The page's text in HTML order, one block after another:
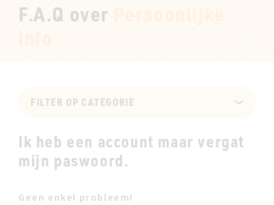
F.A.Q over
FILTER OP CATEGORIE
Ik heb een account maar vergat
mijn paswoord.
Geen enkel probleem!